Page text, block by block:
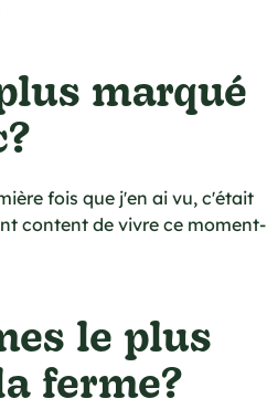
marqué
fois que j'en ai vu, c'était
content de vivre ce moment-
le plus
ferme?